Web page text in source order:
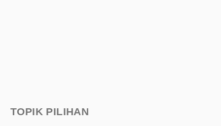
TOPIK PILIHAN